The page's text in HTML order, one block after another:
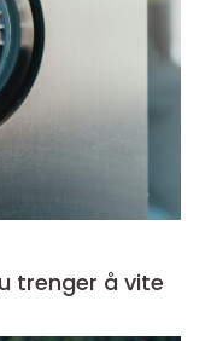
trenger å vite